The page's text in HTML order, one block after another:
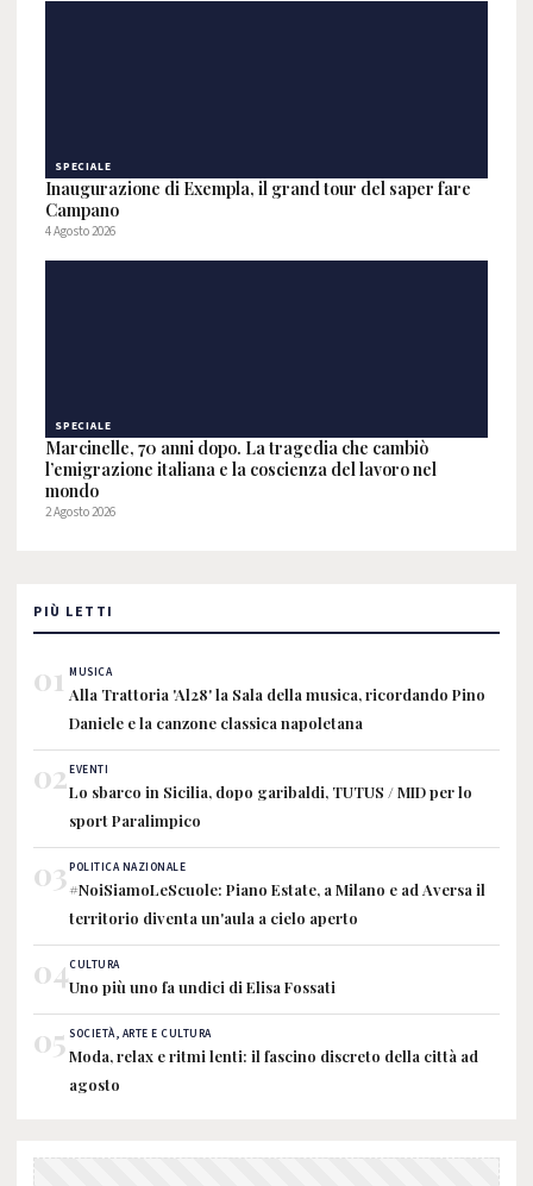
SPECIALE
Inaugurazione di Exempla, il grand tour del saper fare
Campano
4 Agosto 2026
SPECIALE
Marcinelle, 70 anni dopo. La tragedia che cambiò
l’emigrazione italiana e la coscienza del lavoro nel
mondo
2 Agosto 2026
PIÙ LETTI
01 MUSICA
Alla Trattoria 'Al28' la Sala della musica, ricordando Pino
Daniele e la canzone classica napoletana
02EVENTI
Lo sbarco in Sicilia, dopo garibaldi, TUTUS / MID per lo
sport Paralimpico
03POLITICA NAZIONALE
#NoiSiamoLeScuole: Piano Estate, a Milano e ad Aversa il
territorio diventa un'aula a cielo aperto
04CULTURA
Uno più uno fa undici di Elisa Fossati
05 SOCIETÀ, ARTE E CULTURA
Moda, relax e ritmi lenti: il fascino discreto della città ad
agosto